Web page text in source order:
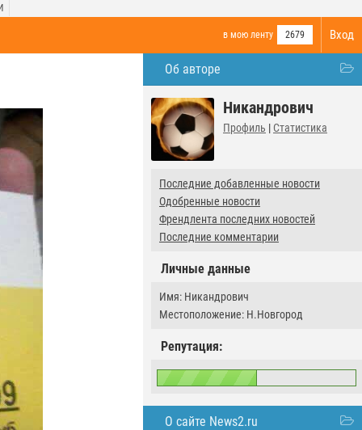
Вход
в мою ленту 2679
Об авторе
Никандрович
Профиль | Статистика
Последние добавленные новости
Одобренные новости
Френдлента последних новостей
Последние комментарии
Личные данные
Имя: Никандрович
Местоположение: Н.Новгород
Репутация:
О сайте News2.ru